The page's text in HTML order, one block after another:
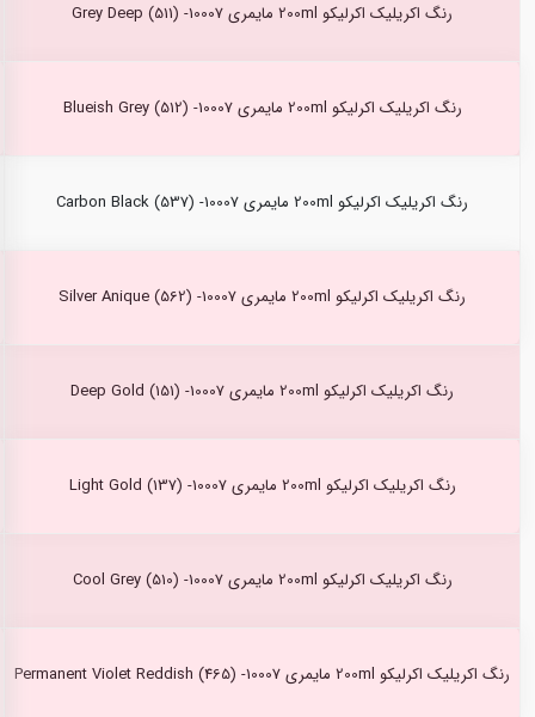
رنگ اکریلیک اکرلیکو 200ml مایمری Grey Deep (511) -10007
رنگ اکریلیک اکرلیکو 200ml مایمری Blueish Grey (512) -10007
رنگ اکریلیک اکرلیکو 200ml مایمری Carbon Black (537) -10007
رنگ اکریلیک اکرلیکو 200ml مایمری Silver Anique (562) -10007
رنگ اکریلیک اکرلیکو 200ml مایمری Deep Gold (151) -10007
رنگ اکریلیک اکرلیکو 200ml مایمری Light Gold (137) -10007
رنگ اکریلیک اکرلیکو 200ml مایمری Cool Grey (510) -10007
رنگ اکریلیک اکرلیکو 200ml مایمری Permanent Violet Reddish (465) -10007